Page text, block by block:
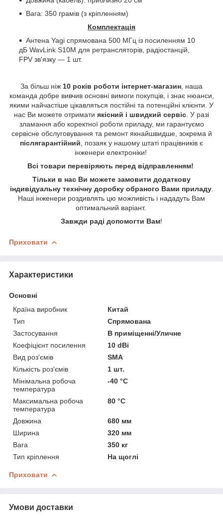
Вага: 350 грамів (з кріпленням)
Комплектація
Антена Yagi спрямована 500 МГц із посиленням 10
дБ WavLink S10M для ретрансляторів, радіостанцій,
FPV зв'язку — 1 шт.
За більш ніж 10 років роботи інтернет-магазин , наша
команда добре вивчив основні вимоги покупців, і знає нюанси,
якими найчастіше цікавляться постійні та потенційні клієнти. У
нас Ви можете отримати якісний і швидкий сервіс . У разі
зламання або коректної роботи приладу, ми гарантуємо
сервісне обслуговування та ремонт якнайшвидше, зокрема й
післягарантійний , позаяк у нашому штаті працівників є
інженери електроніки!
Всі товари перевіряють перед відправленням!
Тільки в нас Ви можете замовити додаткову
індивідуальну технічну доробку обраного Вами приладу.
Наші інженери роздивлять цю можливість і нададуть Вам
оптимальний варіант.
Завжди раді допомогти Вам!
Приховати
Характеристики
Основні
Країна виробник
Китай
Тип
Спрямована
Застосування
В приміщенні/Уличне
Коефіцієнт посилення
10 dBi
Вид роз'ємів
SMA
Кількість роз'ємів
1 шт.
Мінімальна робоча
температура
-40 °С
Максимальна робоча
температура
80 °С
Довжина
680 мм
Ширина
320 мм
Вага
350 кг
Тип кріплення
На щоглі
Приховати
Умови доставки